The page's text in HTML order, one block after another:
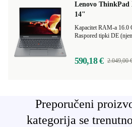
Lenovo ThinkPad
14"
Kapacitet RAM-a 16.0
Raspored tipki DE
590,18 € 2.049,00
Preporučeni
kategorija se